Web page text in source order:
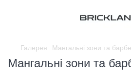
Галерея Мангальні зони та
Мангальні зони та